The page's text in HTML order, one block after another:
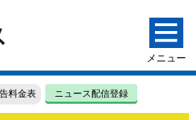
料金表 ニュース配信登録